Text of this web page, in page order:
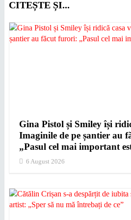
CITEȘTE ȘI...
Gina Pistol și Smiley își
Imaginile de pe șantier au
„Pasul cel mai important
6 August 2026